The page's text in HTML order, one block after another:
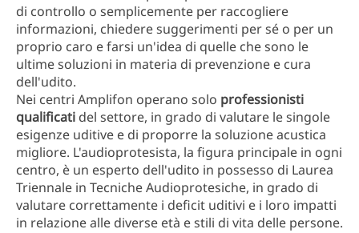
di controllo o semplicemente per raccogliere
informazioni, chiedere suggerimenti per sé o per un
proprio caro e farsi un'idea di quelle che sono le
ultime soluzioni in materia di prevenzione e cura
dell'udito.
Nei centri Amplifon operano solo professionisti
qualificati del settore, in grado di valutare le singole
esigenze uditive e di proporre la soluzione acustica
migliore. L'audioprotesista, la figura principale in ogni
centro, è un esperto dell'udito in possesso di Laurea
Triennale in Tecniche Audioprotesiche, in grado di
valutare correttamente i deficit uditivi e i loro impatti
in relazione alle diverse età e stili di vita delle persone.